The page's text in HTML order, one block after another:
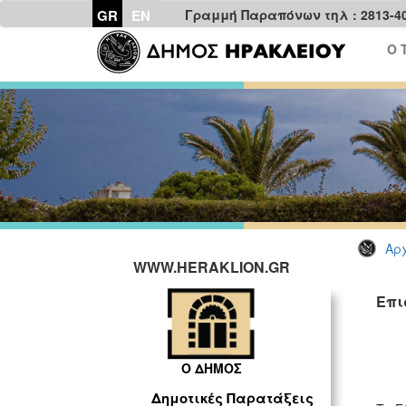
GR EN
Γραμμή Παραπόνων τηλ : 2813-
Ο
WWW.HERAKLION.GR
Ο ΔΗΜΟΣ
Δημοτικές Παρατάξεις